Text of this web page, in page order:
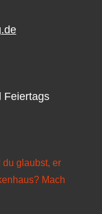
Feiertags